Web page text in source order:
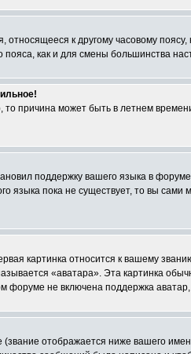
к другому часовому
пояса, как и для смены большинства
то причина может быть в летнем
поддержку вашего языка в
языка пока не существует, то вы
картинка относится к вашему
«аватара». Эта картинка
форуме не включена поддержка
отображается ниже вашего